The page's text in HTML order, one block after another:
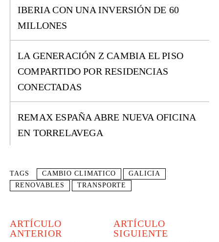
IBERIA CON UNA INVERSIÓN DE 60
MILLONES
LA GENERACIÓN Z CAMBIA EL PISO
COMPARTIDO POR RESIDENCIAS
CONECTADAS
REMAX ESPAÑA ABRE NUEVA OFICINA
EN TORRELAVEGA
TAGS CAMBIO CLIMATICO
GALICIA
RENOVABLES
TRANSPORTE
ARTÍCULO
ANTERIOR
ARTÍCULO
SIGUIENTE